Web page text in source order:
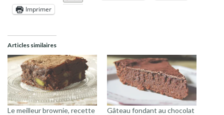
Imprimer
Articles similaires
Le meilleur brownie, recette
Gâteau fondant au chocolat